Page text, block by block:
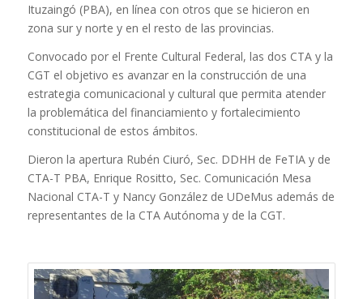
Ituzaingó (PBA), en línea con otros que se hicieron en
zona sur y norte y en el resto de las provincias.
Convocado por el Frente Cultural Federal, las dos CTA y la
CGT el objetivo es avanzar en la construcción de una
estrategia comunicacional y cultural que permita atender
la problemática del financiamiento y fortalecimiento
constitucional de estos ámbitos.
Dieron la apertura Rubén Ciuró, Sec. DDHH de FeTIA y de
CTA-T PBA, Enrique Rositto, Sec. Comunicación Mesa
Nacional CTA-T y Nancy González de UDeMus además de
representantes de la CTA Autónoma y de la CGT.